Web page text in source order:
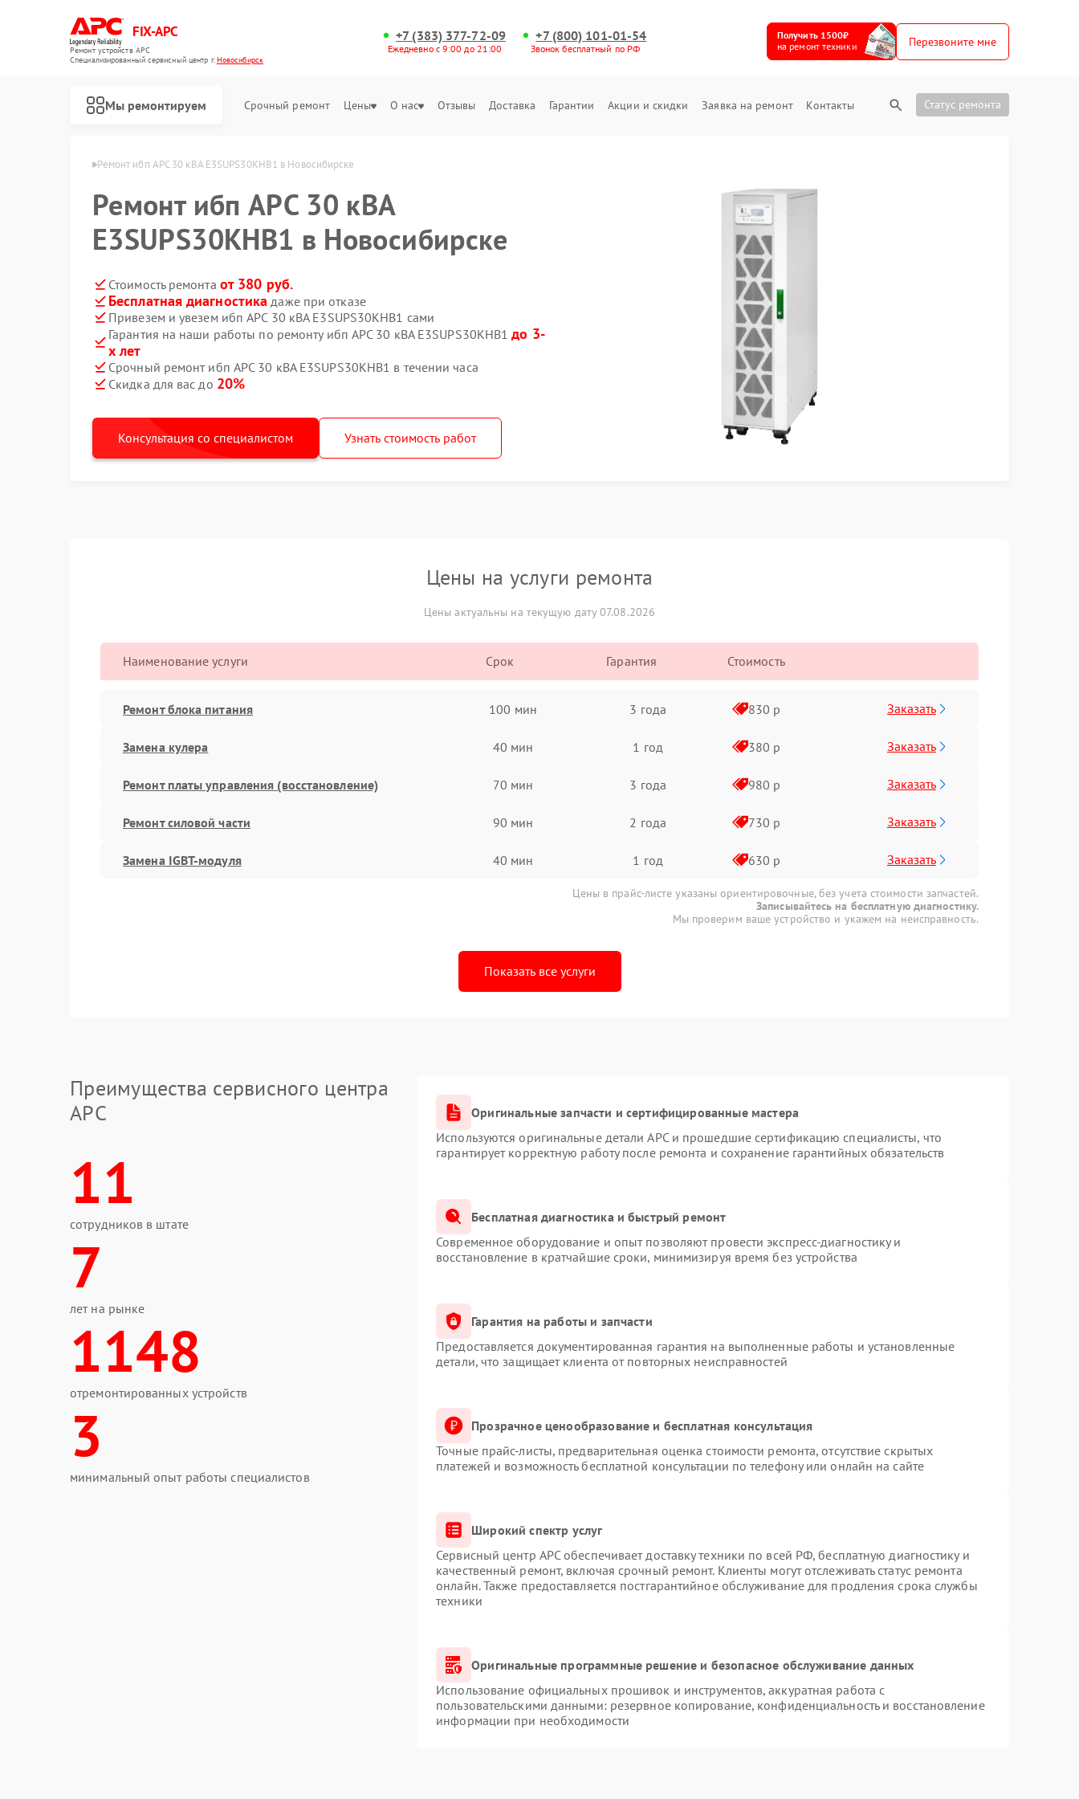
FIX-APC
Ремонт устройств APC
Специализированный cервисный центр г.Новосибирск
+7 (383) 377-72-09
Ежедневно с 9:00 до 21:00
+7 (800) 101-01-54
Звонок бесплатный по РФ
Получить 1500₽
на ремонт техники
Перезвоните мне
Мы ремонтируем Срочный ремонт Цены О нас Отзывы Доставка Гарантии Акции и скидки Заявка на ремонт Контакты Статус ремонта
Ремонт ибп APC 30 кВА E3SUPS30KHB1 в Новосибирске
Ремонт ибп APC 30 кВА
E3SUPS30KHB1 в Новосибирске
Стоимость ремонта от 380 руб.
Бесплатная диагностика даже при отказе
Привезем и увезем ибп APC 30 кВА E3SUPS30KHB1 сами
Гарантия на наши работы по ремонту ибп APC 30 кВА E3SUPS30KHB1до 3-
х лет
Срочный ремонт ибп APC 30 кВА E3SUPS30KHB1 в течении часа
Скидка для вас до 20%
Консультация со специалистом Узнать стоимость работ
Цены на услуги ремонта
Цены актуальны на текущую дату 07.08.2026
Наименование услуги Срок Гарантия Стоимость
Ремонт блока питания 100 мин 3 года 830 р Заказать
Замена кулера 40 мин 1 год 380 р Заказать
Ремонт платы управления (восстановление) 70 мин 3 года 980 р Заказать
Ремонт силовой части 90 мин 2 года 730 р Заказать
Замена IGBT-модуля 40 мин 1 год 630 р Заказать
Цены в прайс-листе указаны ориентировочные, без учета стоимости запчастей.
Записывайтесь на бесплатную диагностику.
Мы проверим ваше устройство и укажем на неисправность.
Показать все услуги
Преимущества сервисного центра
APC
11
сотрудников в штате
7
лет на рынке
1148
отремонтированных устройств
3
минимальный опыт работы специалистов
Оригинальные запчасти и сертифицированные мастера
Используются оригинальные детали APC и прошедшие сертификацию специалисты, что
гарантирует корректную работу после ремонта и сохранение гарантийных обязательств
Бесплатная диагностика и быстрый ремонт
Современное оборудование и опыт позволяют провести экспресс-диагностику и
восстановление в кратчайшие сроки, минимизируя время без устройства
Гарантия на работы и запчасти
Предоставляется документированная гарантия на выполненные работы и установленные
детали, что защищает клиента от повторных неисправностей
Прозрачное ценообразование и бесплатная консультация
Точные прайс-листы, предварительная оценка стоимости ремонта, отсутствие скрытых
платежей и возможность бесплатной консультации по телефону или онлайн на сайте
Широкий спектр услуг
Сервисный центр APC обеспечивает доставку техники по всей РФ, бесплатную диагностику и
качественный ремонт, включая срочный ремонт. Клиенты могут отслеживать статус ремонта
онлайн. Также предоставляется постгарантийное обслуживание для продления срока службы
техники
Оригинальные программные решение и безопасное обслуживание данных
Использование официальных прошивок и инструментов, аккуратная работа с
пользовательскими данными: резервное копирование, конфиденциальность и восстановление
информации при необходимости